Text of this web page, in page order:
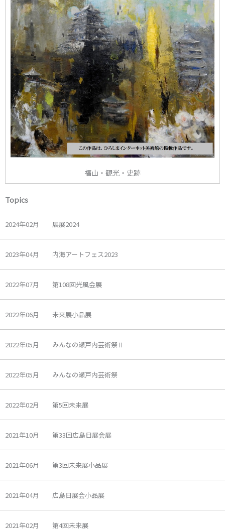
福山・観光・史跡
Topics
2024年02月 展展2024
2023年04月 内海アートフェス2023
2022年07月 第108回光風会展
2022年06月 未来展小品展
2022年05月 みんなの瀬戸内芸術祭Ⅱ
2022年05月 みんなの瀬戸内芸術祭
2022年02月 第5回未来展
2021年10月 第33回広島日展会展
2021年06月 第3回未来展小品展
2021年04月 広島日展会小品展
2021年02月 第4回未来展